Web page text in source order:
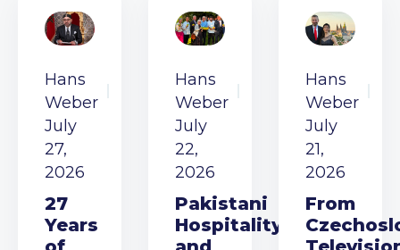
Hans
Weber
July
27,
2026
27
Years
Hans
Weber
July
22,
2026
Pakistani
Hospitality
Hans
Weber
July
21,
2026
From